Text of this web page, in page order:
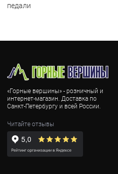
педали
«Горные вершины» - розничный и
интернет-магазин. Доставка по
Санкт-Петербургу и всей России.
Читайте отзывы